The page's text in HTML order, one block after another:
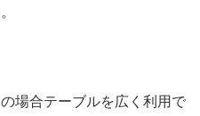
場合テーブルを広く利用で